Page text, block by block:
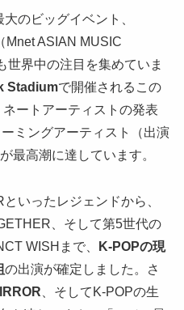
のビッグイベント、
Mnet ASIAN MUSIC
世界中の注目を集めていま
Stadiumで開催されるこの
ートアーティストの発表
ミングアーティスト（出演
最高潮に達しています。
いったレジェンドから、
、そして第5世代の
WISHまで、
K-POPの現
の出演が確定しました。さ
、そしてK-POPの生